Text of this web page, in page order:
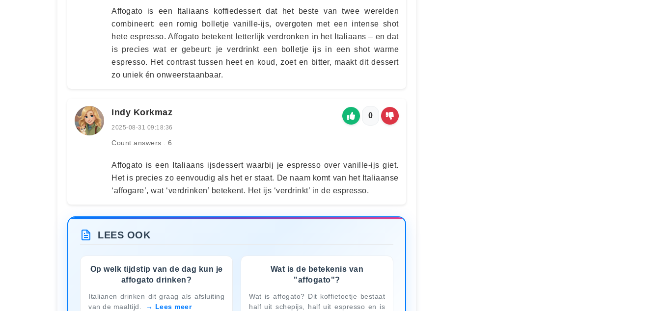
Affogato is een Italiaans koffiedessert dat het beste van twee werelden
combineert: een romig bolletje vanille-ijs, overgoten met een intense shot
hete espresso. Affogato betekent letterlijk verdronken in het Italiaans – en dat
is precies wat er gebeurt: je verdrinkt een bolletje ijs in een shot warme
espresso. Het contrast tussen heet en koud, zoet en bitter, maakt dit dessert
zo uniek én onweerstaanbaar.
Indy Korkmaz
2025-08-31 09:18:36
Count answers : 6
0
Affogato is een Italiaans ijsdessert waarbij je espresso over vanille-ijs giet.
Het is precies zo eenvoudig als het er staat. De naam komt van het Italiaanse
‘affogare’, wat ‘verdrinken’ betekent. Het ijs ‘verdrinkt’ in de espresso.
LEES OOK
Op welk tijdstip van de dag kun je
affogato drinken?
Italianen drinken dit graag als afsluiting
van de maaltijd.
Lees meer
Wat is de betekenis van
"affogato"?
Wat is affogato? Dit koffietoetje bestaat
half uit schepijs, half uit espresso en is